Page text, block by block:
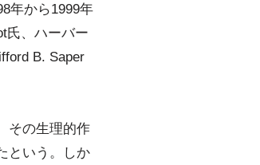
年から1999年
氏、ハーバー
B. Saper
その生理的作
という。しか